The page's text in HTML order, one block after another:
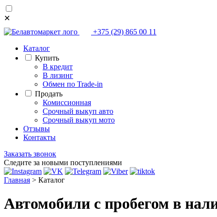
✕
+375 (29) 865 00 11
Каталог
Купить
В кредит
В лизинг
Обмен по Trade-in
Продать
Комиссионная
Срочный выкуп авто
Срочный выкуп мото
Отзывы
Контакты
Заказать звонок
Следите за новыми поступлениями
Главная > Каталог
Автомобили с пробегом в